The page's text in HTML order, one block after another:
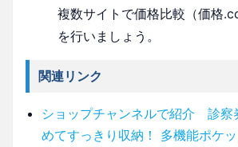
複数サイトで価格比較（価格
を行いましょう。
関連リンク
ショップチャンネルで紹介 診察
めてすっきり収納！ 多機能ポケ